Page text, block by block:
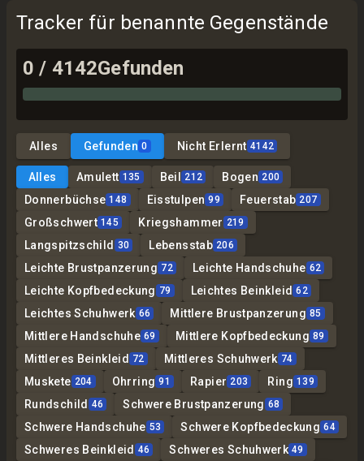
Tracker für benannte Gegenstände
0 / 4142Gefunden
Alles Gefunden 0 Nicht Erlernt 4142
Alles Amulett 135 Beil 212 Bogen 200
Donnerbüchse 148 Eisstulpen 99 Feuerstab 207
Großschwert 145 Kriegshammer 219
Langspitzschild 30 Lebensstab 206
Leichte Brustpanzerung 72 Leichte Handschuhe 62
Leichte Kopfbedeckung 79 Leichtes Beinkleid 62
Leichtes Schuhwerk 66 Mittlere Brustpanzerung 85
Mittlere Handschuhe 69 Mittlere Kopfbedeckung 89
Mittleres Beinkleid 72 Mittleres Schuhwerk 74
Muskete 204 Ohrring 91 Rapier 203 Ring 139
Rundschild 46 Schwere Brustpanzerung 68
Schwere Handschuhe 53 Schwere Kopfbedeckung 64
Schweres Beinkleid 46 Schweres Schuhwerk 49